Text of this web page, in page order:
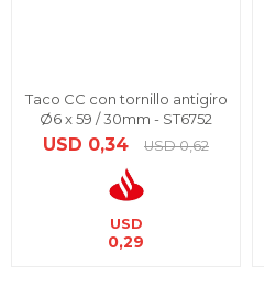
Taco CC con tornillo antigiro
Ø6 x 59 / 30mm - ST6752
USD 0,34 USD 0,62
USD
0,29